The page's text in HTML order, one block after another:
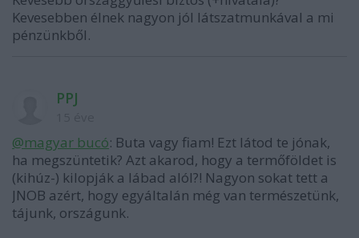
Kevesebben élnek nagyon jól látszatmunkával a mi
pénzünkből.
PPJ
@magyar bucó: Buta vagy fiam! Ezt látod te jónak,
ha megszüntetik? Azt akarod, hogy a termőföldet is
(kihúz-) kilopják a lábad alól?! Nagyon sokat tett a
JNOB azért, hogy egyáltalán még van természetünk,
tájunk, országunk.